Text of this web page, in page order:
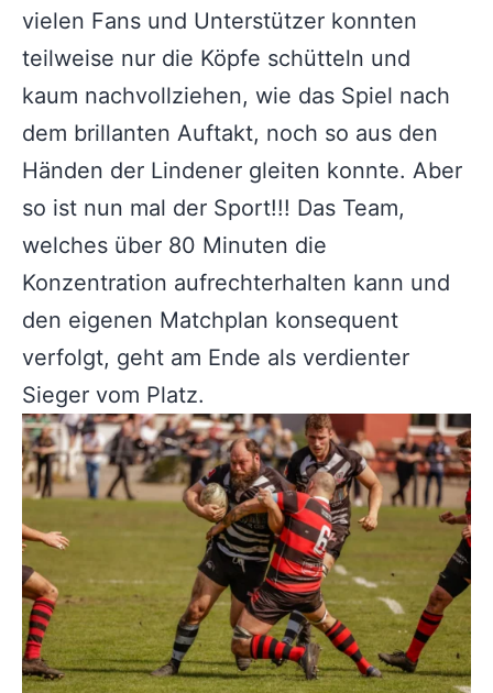
vielen Fans und Unterstützer konnten
teilweise nur die Köpfe schütteln und
kaum nachvollziehen, wie das Spiel nach
dem brillanten Auftakt, noch so aus den
Händen der Lindener gleiten konnte. Aber
so ist nun mal der Sport!!! Das Team,
welches über 80 Minuten die
Konzentration aufrechterhalten kann und
den eigenen Matchplan konsequent
verfolgt, geht am Ende als verdienter
Sieger vom Platz.